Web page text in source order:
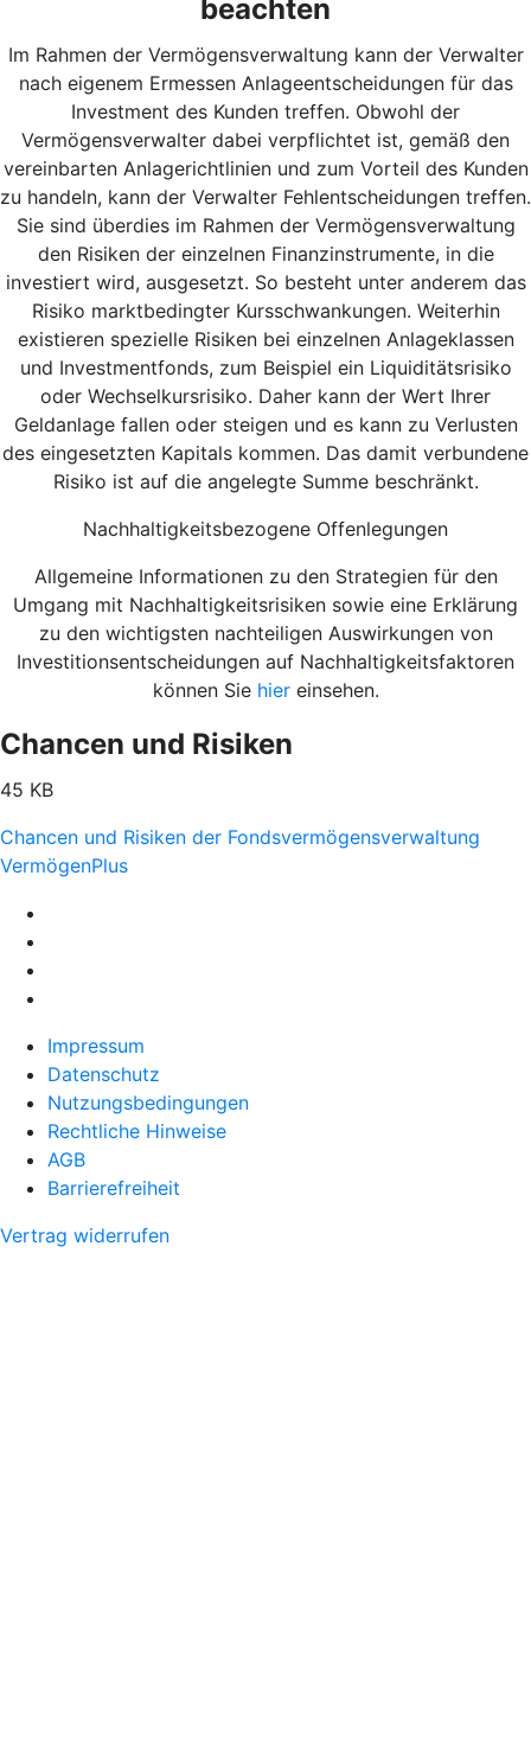
beachten
Im Rahmen der Vermögensverwaltung kann der Verwalter
nach eigenem Ermessen Anlageentscheidungen für das
Investment des Kunden treffen. Obwohl der
Vermögensverwalter dabei verpflichtet ist, gemäß den
vereinbarten Anlagerichtlinien und zum Vorteil des Kunden
zu handeln, kann der Verwalter Fehlentscheidungen treffen.
Sie sind überdies im Rahmen der Vermögensverwaltung
den Risiken der einzelnen Finanzinstrumente, in die
investiert wird, ausgesetzt. So besteht unter anderem das
Risiko marktbedingter Kursschwankungen. Weiterhin
existieren spezielle Risiken bei einzelnen Anlageklassen
und Investmentfonds, zum Beispiel ein Liquiditätsrisiko
oder Wechselkursrisiko. Daher kann der Wert Ihrer
Geldanlage fallen oder steigen und es kann zu Verlusten
des eingesetzten Kapitals kommen. Das damit verbundene
Risiko ist auf die angelegte Summe beschränkt.
Nachhaltigkeitsbezogene Offenlegungen
Allgemeine Informationen zu den Strategien für den
Umgang mit Nachhaltigkeitsrisiken sowie eine Erklärung
zu den wichtigsten nachteiligen Auswirkungen von
Investitionsentscheidungen auf Nachhaltigkeitsfaktoren
können Sie hiereinsehen.
Chancen und Risiken
45 KB
Chancen und Risiken der Fondsvermögensverwaltung
VermögenPlus
Impressum
Datenschutz
Nutzungsbedingungen
Rechtliche Hinweise
AGB
Barrierefreiheit
Vertrag widerrufen